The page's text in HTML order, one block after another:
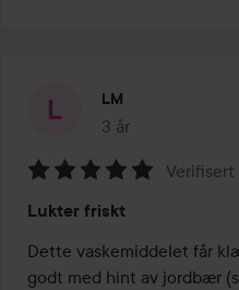
LM
3 år
Innlegget ble
5
av
5
Lukter friskt
Dette vaskemiddelet får
godt med hint av jordbær